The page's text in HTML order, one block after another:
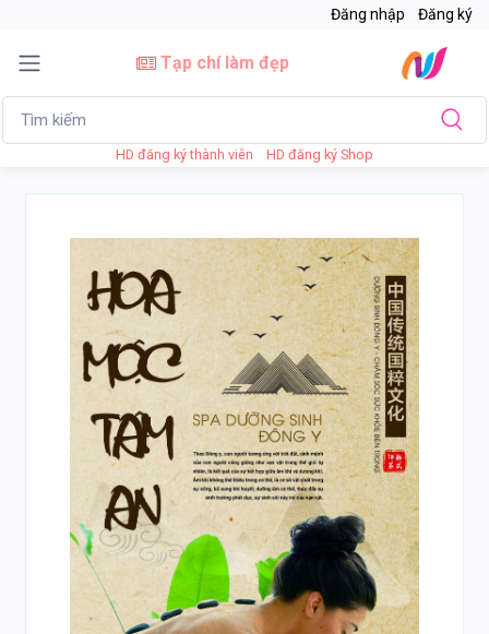
Đăng nhập Đăng ký
Tạp chí làm đẹp
HD đăng ký thành viên HD đăng ký Shop